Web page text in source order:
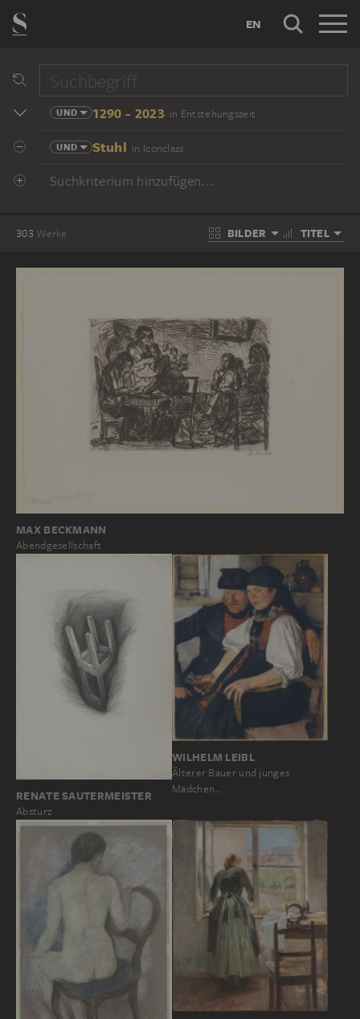
EN
UND 1290 - 2023 in Entstehungszeit
UND Stuhl in Iconclass
Suchkriterium hinzufügen...
303 Werke BILDER TITEL
MAX BECKMANN
Abendgesellschaft
RENATE SAUTERMEISTER
Absturz
WILHELM LEIBL
Älterer Bauer und junges
Mädchen…